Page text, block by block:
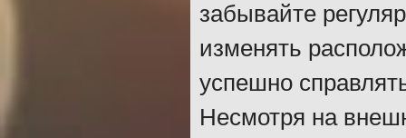
забывайте
изменять
успешно
Несмотря на